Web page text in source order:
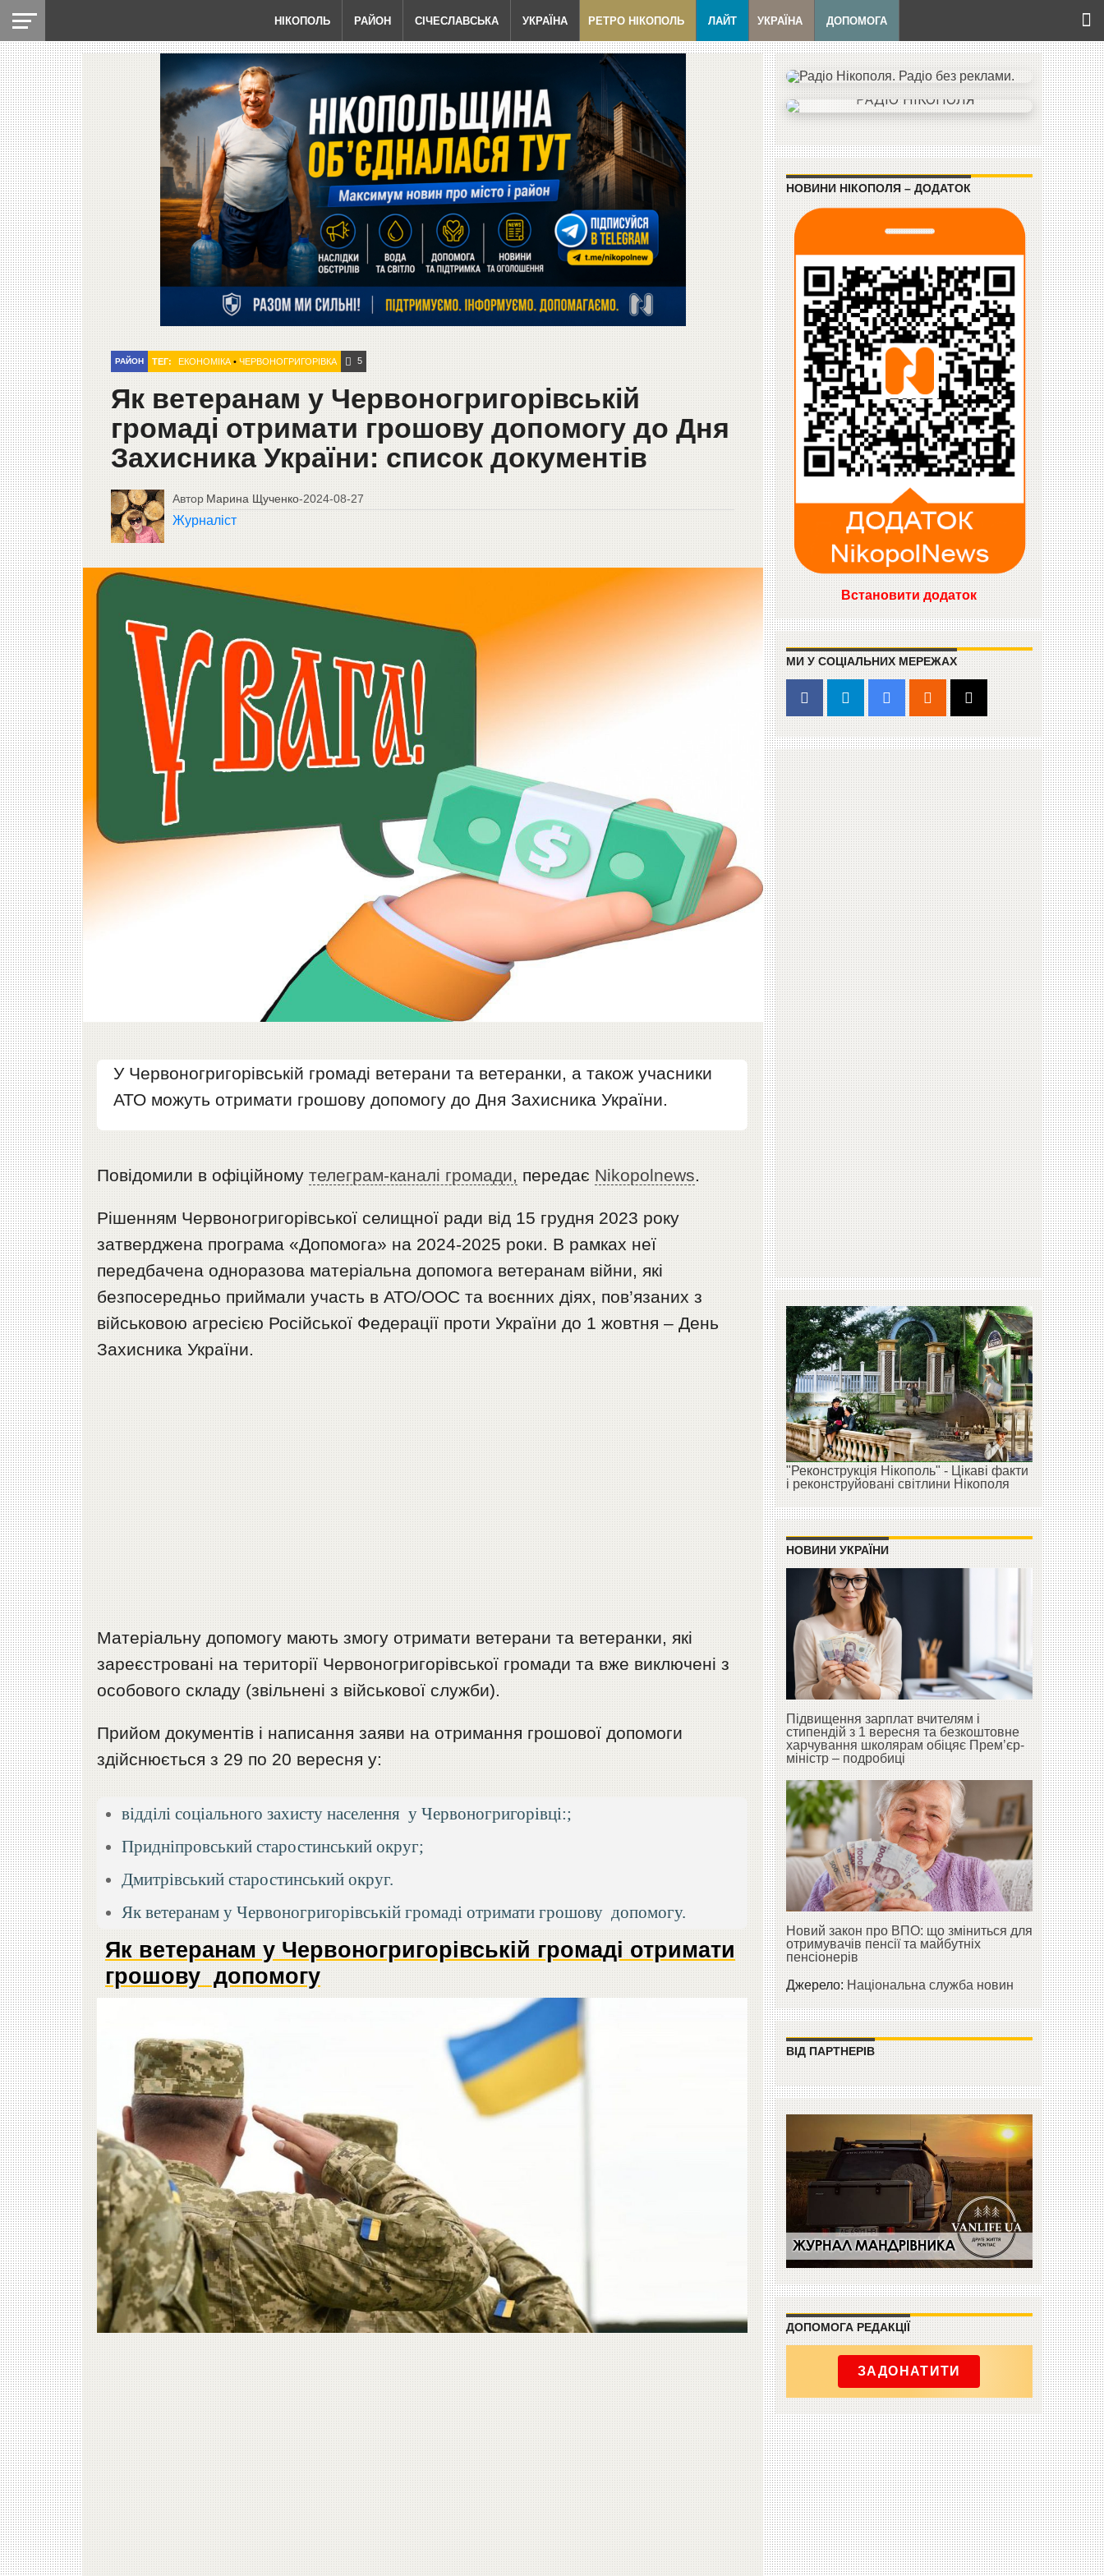
НІКОПОЛЬ РАЙОН СІЧЕСЛАВСЬКА УКРАЇНА РЕТРО НІКОПОЛЬ ЛАЙТ УКРАЇНА ДОПОМОГА
РАЙОН ТЕГ: ЕКОНОМІКА• ЧЕРВОНОГРИГОРІВКА 5
Як ветеранам у Червоногригорівській
громаді отримати грошову допомогу до Дня
Захисника України: список документів
Автор Марина Щученко-2024-08-27
Журналіст
У Червоногригорівській громаді ветерани та ветеранки, а також учасники
АТО можуть отримати грошову допомогу до Дня Захисника України.
Повідомили в офіційномутелеграм-каналі громади, передає Nikopolnews.
Рішенням Червоногригорівської селищної ради від 15 грудня 2023 року
затверджена програма «Допомога» на 2024-2025 роки. В рамках неї
передбачена одноразова матеріальна допомога ветеранам війни, які
безпосередньо приймали участь в АТО/ООС та воєнних діях, пов’язаних з
військовою агресією Російської Федерації проти України до 1 жовтня – День
Захисника України.
Матеріальну допомогу мають змогу отримати ветерани та ветеранки, які
зареєстровані на території Червоногригорівської громади та вже виключені з
особового складу (звільнені з військової служби).
Прийом документів і написання заяви на отримання грошової допомоги
здійснюється з 29 по 20 вересня у:
відділі соціального захисту населення у Червоногригорівці:;
Придніпровський старостинський округ;
Дмитрівський старостинський округ.
Як ветеранам у Червоногригорівській громаді отримати грошову допомогу.
Як ветеранам у Червоногригорівській громаді отримати
грошову допомогу
НОВИНИ НІКОПОЛЯ – ДОДАТОК
Встановити додаток
МИ У СОЦІАЛЬНИХ МЕРЕЖАХ
"Реконструкція Нікополь" - Цікаві факти
і реконструйовані світлини Нікополя
НОВИНИ УКРАЇНИ
Підвищення зарплат вчителям і
стипендій з 1 вересня та безкоштовне
харчування школярам обіцяє Прем’єр-
міністр – подробиці
Новий закон про ВПО: що зміниться для
отримувачів пенсії та майбутніх
пенсіонерів
Джерело:Національна служба новин
ВІД ПАРТНЕРІВ
ДОПОМОГА РЕДАКЦІЇ
ЗАДОНАТИТИ